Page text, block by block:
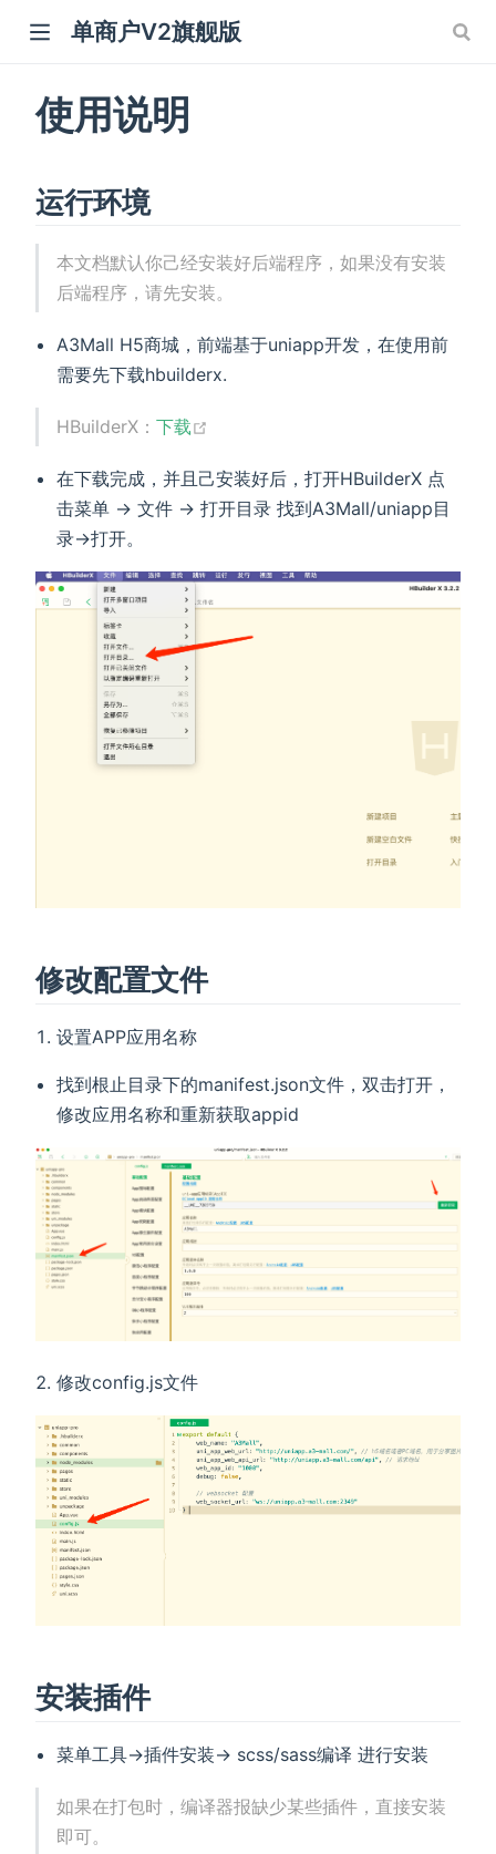
单商户V2旗舰版
使用说明
运行环境
本文档默认你己经安装好后端程序，如果没有安装
后端程序，请先安装。
A3Mall H5商城，前端基于uniapp开发，在使用前
需要先下载hbuilderx.
HBuilderX：下载
在下载完成，并且己安装好后，打开HBuilderX 点
击菜单 -> 文件 -> 打开目录 找到A3Mall/uniapp目
录->打开。
修改配置文件
设置APP应用名称
找到根止目录下的manifest.json文件，双击打开，
修改应用名称和重新获取appid
修改config.js文件
安装插件
菜单工具->插件安装-> scss/sass编译 进行安装
如果在打包时，编译器报缺少某些插件，直接安装
即可。